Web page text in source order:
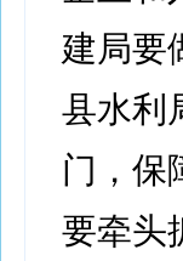
建局要
县水利
门，保
要牵头